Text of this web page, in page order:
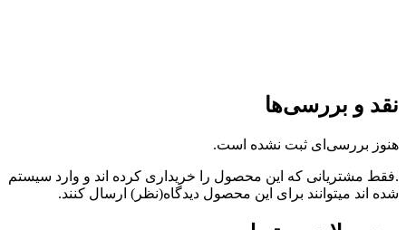
نقد و بررسی‌ها
هنوز بررسی‌ای ثبت نشده است.
.فقط مشتریانی که این محصول را خریداری کرده اند و وارد سیستم
شده اند میتوانند برای این محصول دیدگاه(نظر) ارسال کنند.